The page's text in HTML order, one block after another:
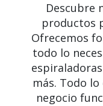
Descubre
productos
Ofrecemos
todo lo
más. Todo
negocio